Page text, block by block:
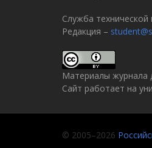
Служба технической
Редакция –
Материалы журнала
Сайт работает на
© 2005–2026